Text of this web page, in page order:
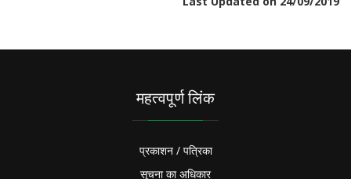
महत्वपूर्ण लिंक
प्रकाशन / पत्रिका
सूचना का अधिकार